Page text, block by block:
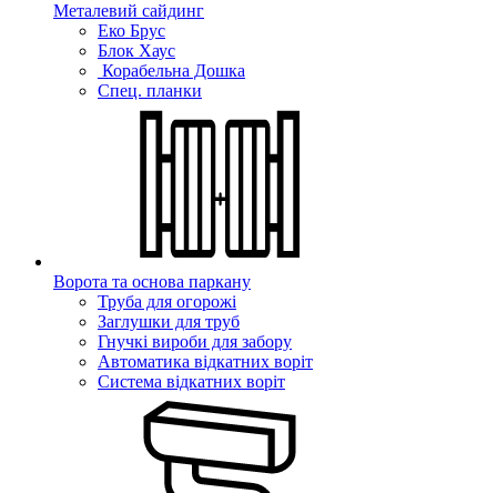
Металевий сайдинг
Еко Брус
Блок Хаус
Корабельна Дошка
Спец. планки
Ворота та основа паркану
Труба для огорожі
Заглушки для труб
Гнучкі вироби для забору
Автоматика відкатних воріт
Система відкатних воріт